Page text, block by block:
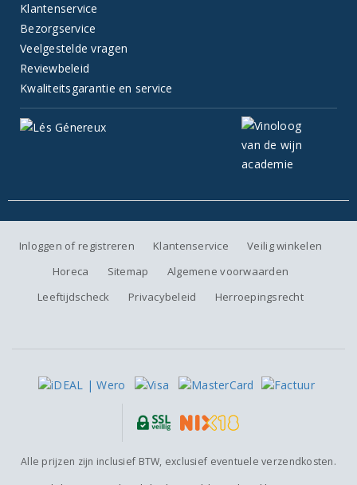
Klantenservice
Bezorgservice
Veelgestelde vragen
Reviewbeleid
Kwaliteitsgarantie en service
Inloggen of registreren Klantenservice
Veilig winkelen
Horeca
Sitemap
Algemene voorwaarden
Leeftijdscheck
Privacybeleid Herroepingsrecht
Alle prijzen zijn inclusief BTW, exclusief eventuele verzendkosten.